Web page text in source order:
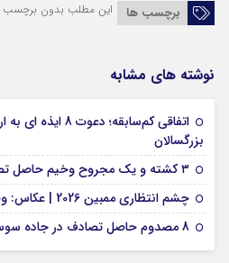
برچسب ها این مطلب بدون برچسب
نوشته های مشابه
اتفاقی کم‌سابقه؛
بزرگسالان
۳ کشته و یک مجروح وخیم حاصل تصادف شبانه در ایذه
چشم انتظاری ممبین 2026 | عکاس: وحید اورکی
8 مصدوم حاصل تصادف در جاده سوسن